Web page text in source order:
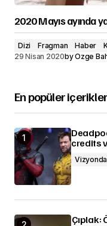
2020 Mayıs ayında
Dizi Fragman Haber
29 Nisan 2020byÖzge
En popüler içerikler
credits
Çıplak: